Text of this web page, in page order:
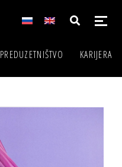
PREDUZETNIŠTVO KARIJERA